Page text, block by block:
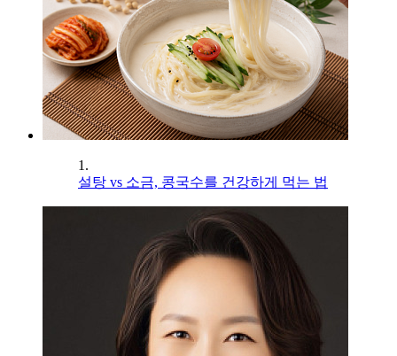
1.
설탕 vs 소금, 콩국수를 건강하게 먹는 법